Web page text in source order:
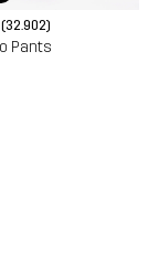
Pants